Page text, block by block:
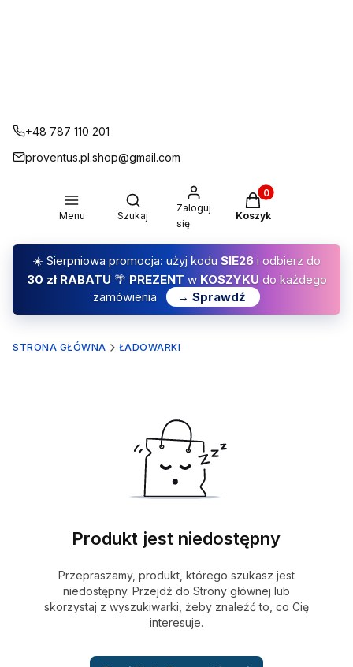
+48 787 110 201
proventus.pl.shop@gmail.com
Menu
Otwórz wyszukiwarkę
Szukaj
Zaloguj
się
Produkty w
Koszyk
☀️ Sierpniowa promocja: użyj kodu SIE26 i odbierz do
30 zł RABATU 🌴 PREZENT w KOSZYKU do każdego
zamówienia
→ Sprawdź
STRONA GŁÓWNA ŁADOWARKI
Produkt jest niedostępny
Przepraszamy, produkt, którego szukasz jest
niedostępny. Przejdź do Strony głównej lub
skorzystaj z wyszukiwarki, żeby znaleźć to, co Cię
interesuje.